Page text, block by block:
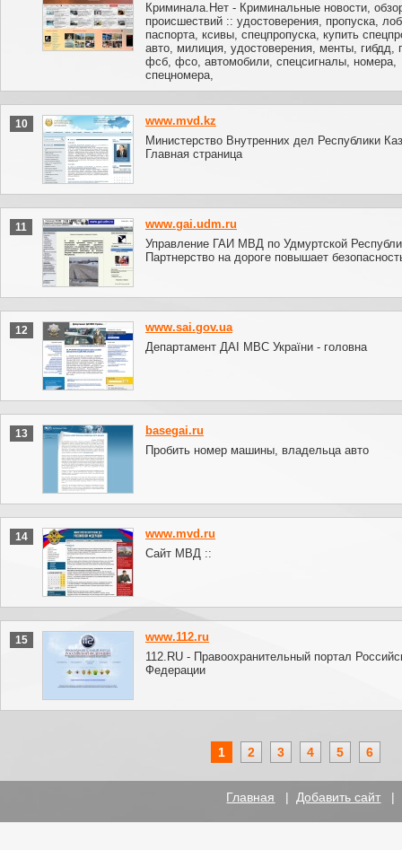
Криминала.Нет - Криминальные новости,
происшествий :: удостоверения, пропуска,
паспорта, ксивы, спецпропуска, купить
авто, милиция, удостоверения, менты, гибдд,
фсб, фсо, автомобили, спецсигналы, номера,
спецномера,
10
www.mvd.kz
Министерство Внутренних дел Республики
Главная страница
11
www.gai.udm.ru
Управление ГАИ МВД по Удмуртской
Партнерство на дороге повышает
12
www.sai.gov.ua
Департамент ДАІ МВС України - головна
13
basegai.ru
Пробить номер машины, владельца авто
14
www.mvd.ru
Сайт МВД ::
15
www.112.ru
112.RU - Правоохранительный портал
Федерации
1 2 3 4 5 6
Главная | Добавить сайт |